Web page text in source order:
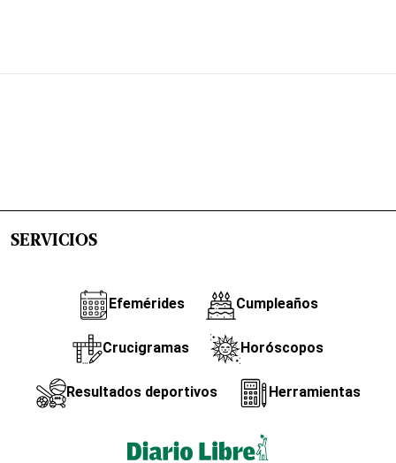
SERVICIOS
Efemérides Cumpleaños
Crucigramas Horóscopos
Resultados deportivos Herramientas